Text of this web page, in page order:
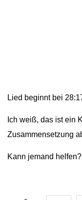
Lied beginnt bei
Ich weiß, das ist ein
Zusammensetzung
Kann jemand helfen?